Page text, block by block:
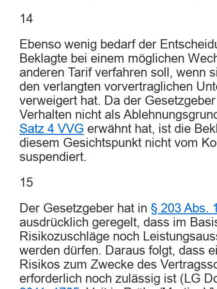
14
Ebenso wenig bedarf der
Beklagte bei einem möglichen
anderen Tarif verfahren soll, wenn
den verlangten vorvertraglichen
verweigert hat. Da der
Verhalten nicht als
Satz 4 VVG erwähnt hat, ist die
diesem Gesichtspunkt nicht vom
suspendiert.
15
Der Gesetzgeber hat in § 203 Abs.
ausdrücklich geregelt, dass im
Risikozuschläge noch
werden dürfen. Daraus folgt, dass
Risikos zum Zwecke des
erforderlich noch zulässig ist (LG